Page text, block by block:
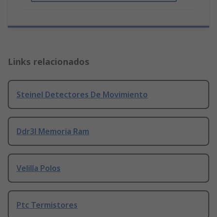
Links relacionados
Steinel Detectores De Movimiento
Ddr3l Memoria Ram
Velilla Polos
Ptc Termistores